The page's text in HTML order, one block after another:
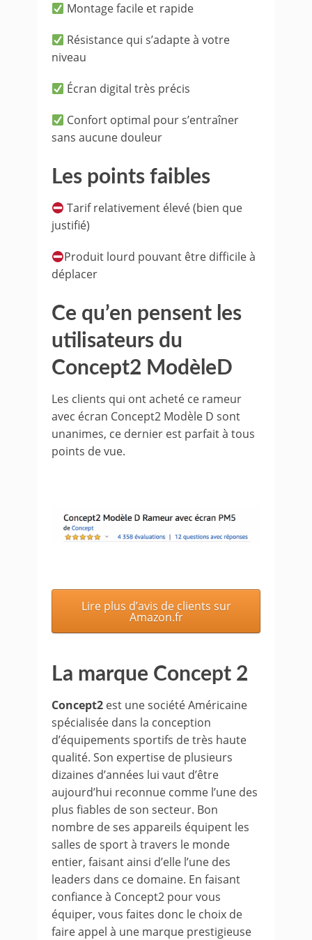
Montage facile et rapide
Résistance qui s’adapte à votre
niveau
Écran digital très précis
Confort optimal pour s’entraîner
sans aucune douleur
Les points faibles
Tarif relativement élevé (bien que
justifié)
Produit lourd pouvant être difficile à
déplacer
Ce qu’en pensent les
utilisateurs du
Concept2 ModèleD
Les clients qui ont acheté ce rameur
avec écran Concept2 Modèle D sont
unanimes, ce dernier est parfait à tous
points de vue.
Lire plus d’avis de clients sur
Amazon.fr
La marque Concept 2
Concept2 est une société Américaine
spécialisée dans la conception
d’équipements sportifs de très haute
qualité. Son expertise de plusieurs
dizaines d’années lui vaut d’être
aujourd’hui reconnue comme l’une des
plus fiables de son secteur. Bon
nombre de ses appareils équipent les
salles de sport à travers le monde
entier, faisant ainsi d’elle l’une des
leaders dans ce domaine. En faisant
confiance à Concept2 pour vous
équiper, vous faites donc le choix de
faire appel à une marque prestigieuse